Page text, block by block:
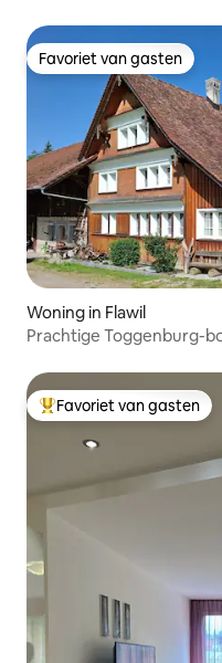
Favoriet van gasten
Favoriet van gasten
Woning in Flawil
Prachtige Toggenburg-
Topfavoriet van gasten
Favoriet van gasten